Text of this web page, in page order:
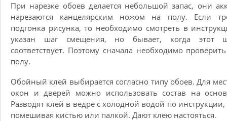
При нарезке обоев делается небольшой запас, они
нарезаются канцелярским ножом на полу. Если
подгонка рисунка, то необходимо смотреть в
указан шаг смещения, но бывает, когда этот
соответствует. Поэтому сначала необходимо
полу.
Обойный клей выбирается согласно типу обоев. Для
окон и дверей можно использовать состав на
Разводят клей в ведре с холодной водой по
помешивая кистью или палкой. Дают клею настояться.